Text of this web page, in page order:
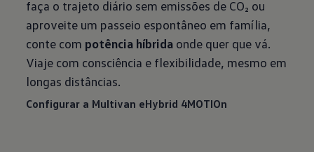
faça o trajeto diário sem emissões de CO₂ ou
aproveite um passeio espontâneo em família,
conte com potência híbrida onde quer que vá.
Viaje com consciência e flexibilidade, mesmo em
longas distâncias.
Configurar a Multivan eHybrid 4MOTIOn